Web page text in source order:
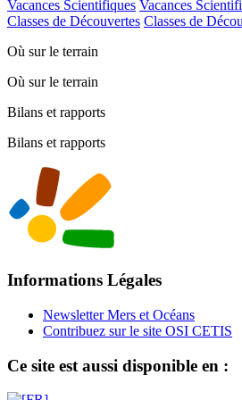
Vacances Scientifiques Vacances
Classes de Découvertes Classes de
Où sur le terrain
Où sur le terrain
Bilans et rapports
Bilans et rapports
Informations Légales
Newsletter Mers et Océans
Contribuez sur le site OSI CETIS
Ce site est aussi disponible en :